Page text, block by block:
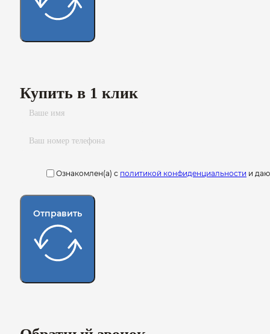
Купить в 1 клик
Ознакомлен(а) с политикой конфиденциальности и
Отправить